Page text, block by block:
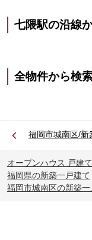
七隈駅の沿線
全物件から検
福岡市城南区/新
オープンハウス 戸建
福岡県の新築一戸建て
福岡市城南区の新築一